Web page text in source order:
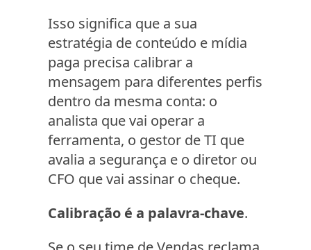
Isso significa que a sua
estratégia de conteúdo e mídia
paga precisa calibrar a
mensagem para diferentes perfis
dentro da mesma conta: o
analista que vai operar a
ferramenta, o gestor de TI que
avalia a segurança e o diretor ou
CFO que vai assinar o cheque.
Calibração é a palavra-chave.